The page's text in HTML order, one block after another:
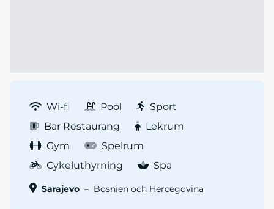
Wi-fi Pool
Sport
Bar Restaurang
Lekrum
Gym
Spelrum
Cykeluthyrning
Spa
Sarajevo – Bosnien och Hercegovina